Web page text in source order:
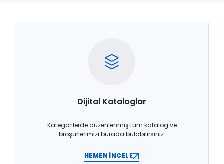
Dijital Kataloglar
Kategorilerde düzenlenmiş tüm katalog ve
broşürlerimizi burada bulabilirsiniz.
HEMEN İNCELE